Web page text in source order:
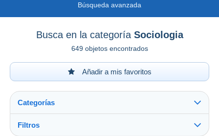
Búsqueda avanzada
Busca en la categoría Sociologia
649 objetos encontrados
Añadir a mis favoritos
Categorías
Filtros